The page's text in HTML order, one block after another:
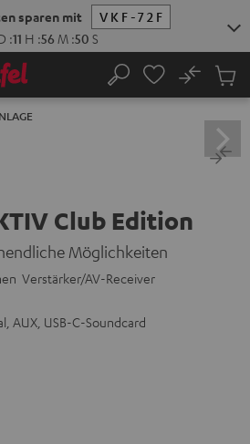
Suche
No
Club Edition
Möglichkeiten
Verstärker/AV-Receiver
AUX, USB-C-Soundcard